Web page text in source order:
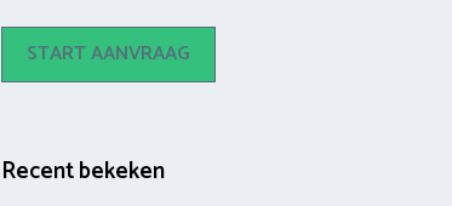
START AANVRAAG
Recent bekeken